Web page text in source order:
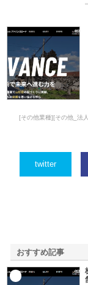
[その他業種][その他_法
twitter
おすすめ記事